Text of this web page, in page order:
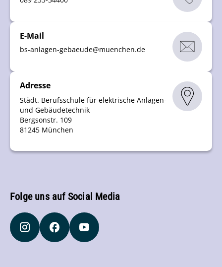
E-Mail
bs-anlagen-gebaeude@muenchen.de
Adresse
Städt. Berufsschule für elektrische Anlagen-
und Gebäudetechnik
Bergsonstr. 109
81245 München
Folge uns auf Social Media